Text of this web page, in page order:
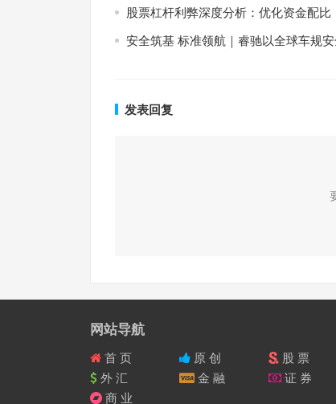
股票杠杆利弊深度分析：优化资金配比
安全筑基 标准领航｜睿驰以全球车规
发表回复
网站导航
首 页 原 创
股 票
外 汇
金 融
证 券
商 业